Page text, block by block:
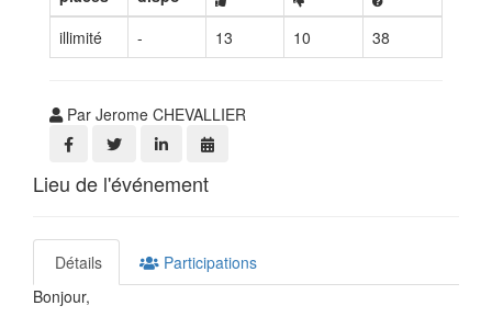
illimité
- 13 10 38
Par Jerome CHEVALLIER
Lieu de l'événement
Détails
Participations
Bonjour,